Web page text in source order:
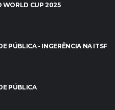
WORLD CUP 2025
PÚBLICA - INGERÊNCIA NA ITSF
PÚBLICA